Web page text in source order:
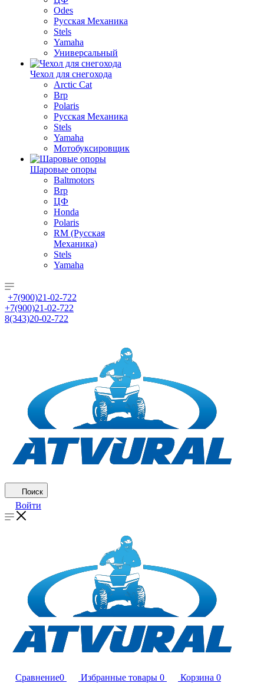
Odes
Русская Механика
Stels
Yamaha
Универсальный
Чехол для снегохода
Arctic Cat
Brp
Polaris
Русская Механика
Stels
Yamaha
Мотобуксировщик
Шаровые опоры
Baltmotors
Brp
ЦФ
Honda
Polaris
RM (Русская
Механика)
Stels
Yamaha
+7(900)21-02-722
+7(900)21-02-722
8(343)20-02-722
Поиск
Войти
Сравнение0 Избранные товары 0 Корзина 0